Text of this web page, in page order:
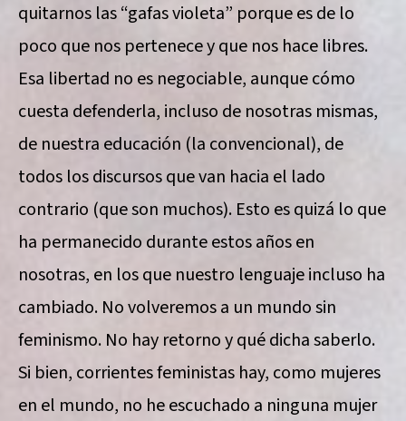
quitarnos las “gafas violeta” porque es de lo
poco que nos pertenece y que nos hace libres.
Esa libertad no es negociable, aunque cómo
cuesta defenderla, incluso de nosotras mismas,
de nuestra educación (la convencional), de
todos los discursos que van hacia el lado
contrario (que son muchos). Esto es quizá lo que
ha permanecido durante estos años en
nosotras, en los que nuestro lenguaje incluso ha
cambiado. No volveremos a un mundo sin
feminismo. No hay retorno y qué dicha saberlo.
Si bien, corrientes feministas hay, como mujeres
en el mundo, no he escuchado a ninguna mujer